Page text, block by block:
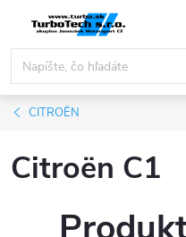
obsah
CITROËN
Citroën C1